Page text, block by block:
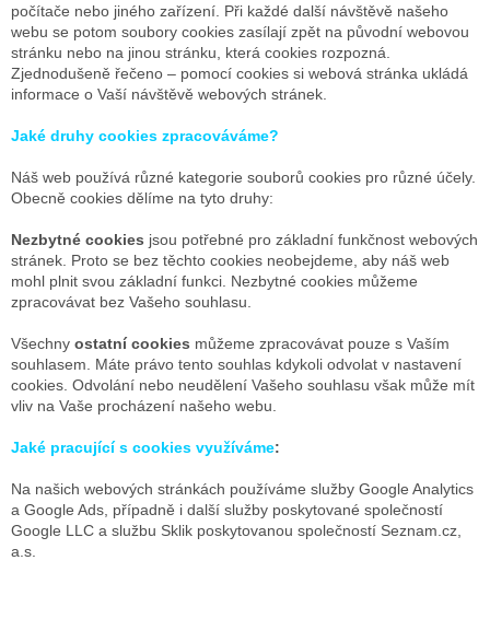
počítače nebo jiného zařízení. Při každé další návštěvě našeho
webu se potom soubory cookies zasílají zpět na původní webovou
stránku nebo na jinou stránku, která cookies rozpozná.
Zjednodušeně řečeno – pomocí cookies si webová stránka ukládá
informace o Vaší návštěvě webových stránek.
Jaké druhy cookies zpracováváme?
Náš web používá různé kategorie souborů cookies pro různé účely.
Obecně cookies dělíme na tyto druhy:
Nezbytné cookies jsou potřebné pro základní funkčnost webových
stránek. Proto se bez těchto cookies neobejdeme, aby náš web
mohl plnit svou základní funkci. Nezbytné cookies můžeme
zpracovávat bez Vašeho souhlasu.
Všechny ostatní cookies můžeme zpracovávat pouze s Vaším
souhlasem. Máte právo tento souhlas kdykoli odvolat v nastavení
cookies. Odvolání nebo neudělení Vašeho souhlasu však může mít
vliv na Vaše procházení našeho webu.
Jaké pracující s cookies využíváme:
Na našich webových stránkách používáme služby Google Analytics
a Google Ads, případně i další služby poskytované společností
Google LLC a službu Sklik poskytovanou společností Seznam.cz,
a.s.